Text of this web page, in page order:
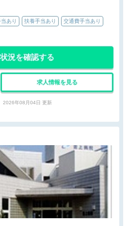
あり 扶養手当あり 交通費手当あり
況を確認する
求人情報を見る
2026年08月04日 更新